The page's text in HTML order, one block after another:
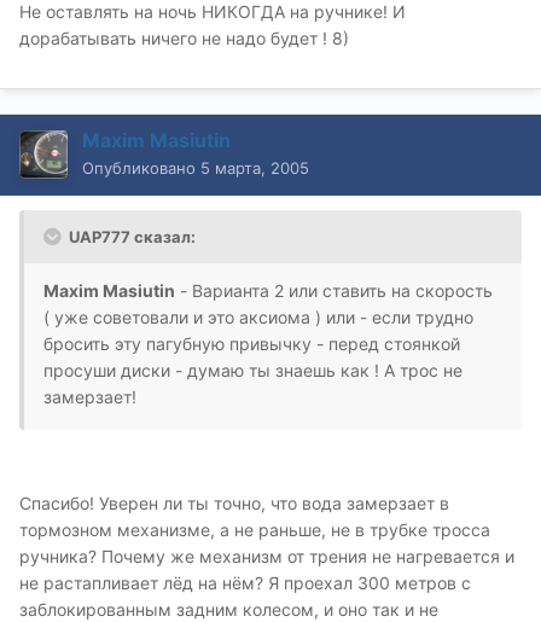
Не оставлять на ночь НИКОГДА на ручнике! И
дорабатывать ничего не надо будет ! 8)
Maxim Masiutin
Опубликовано 5 марта, 2005
UAP777 сказал:
Maxim Masiutin - Варианта 2 или ставить на скорость
( уже советовали и это аксиома ) или - если трудно
бросить эту пагубную привычку - перед стоянкой
просуши диски - думаю ты знаешь как ! А трос не
замерзает!
Спасибо! Уверен ли ты точно, что вода замерзает в
тормозном механизме, а не раньше, не в трубке тросса
ручника? Почему же механизм от трения не нагревается и
не растапливает лёд на нём? Я проехал 300 метров с
заблокированным задним колесом, и оно так и не